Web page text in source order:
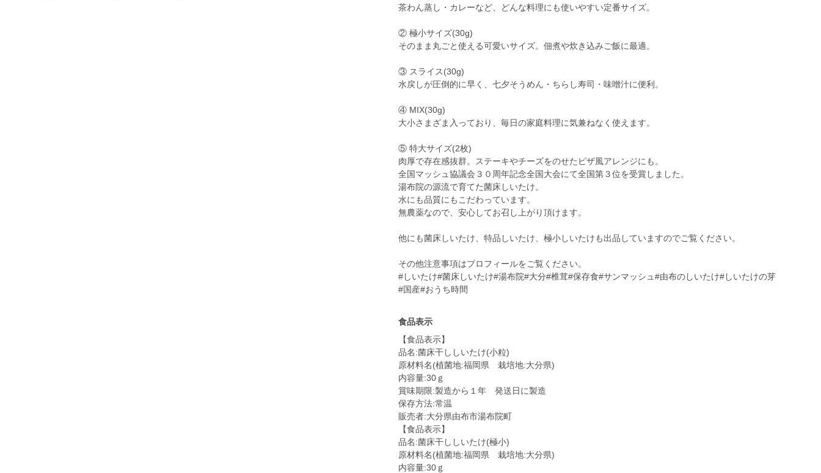
茶わん蒸し・カレーなど、どんな料理にも使いやすい定番サイズ。
② 極小サイズ(30g)
そのまま丸ごと使える可愛いサイズ。佃煮や炊き込みご飯に最適。
③ スライス(30g)
水戻しが圧倒的に早く、七夕そうめん・ちらし寿司・味噌汁に便利。
④ MIX(30g)
大小さまざま入っており、毎日の家庭料理に気兼ねなく使えます。
⑤ 特大サイズ(2枚)
肉厚で存在感抜群。ステーキやチーズをのせたピザ風アレンジにも。
全国マッシュ協議会３０周年記念全国大会にて全国第３位を受賞しました。
湯布院の源流で育てた菌床しいたけ。
水にも品質にもこだわっています。
無農薬なので、安心してお召し上がり頂けます。
他にも菌床しいたけ、特品しいたけ、極小しいたけも出品していますのでご覧ください。
その他注意事項はプロフィールをご覧ください。
#しいたけ#菌床しいたけ#湯布院#大分#椎茸#保存食#サンマッシュ#由布のしいたけ#しいたけの芽
#国産#おうち時間
食品表示
【食品表示】
品名:菌床干ししいたけ(小粒)
原材料名(植菌地:福岡県 栽培地:大分県)
内容量:30ｇ
賞味期限:製造から１年 発送日に製造
保存方法:常温
販売者:大分県由布市湯布院町
【食品表示】
品名:菌床干ししいたけ(極小)
原材料名(植菌地:福岡県 栽培地:大分県)
内容量:30ｇ